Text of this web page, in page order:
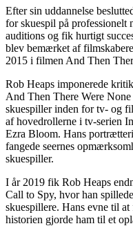
Efter sin uddannelse
for skuespil på professionelt
auditions og fik hurtigt
blev bemærket af
2015 i filmen And Then
Rob Heaps imponerede
And Then There Were
skuespiller inden for tv- og
af hovedrollerne i tv-serien
Ezra Bloom. Hans
fangede seernes
skuespiller.
I år 2019 fik Rob Heaps
Call to Spy, hvor han
skuespillere. Hans evne til
historien gjorde ham til et